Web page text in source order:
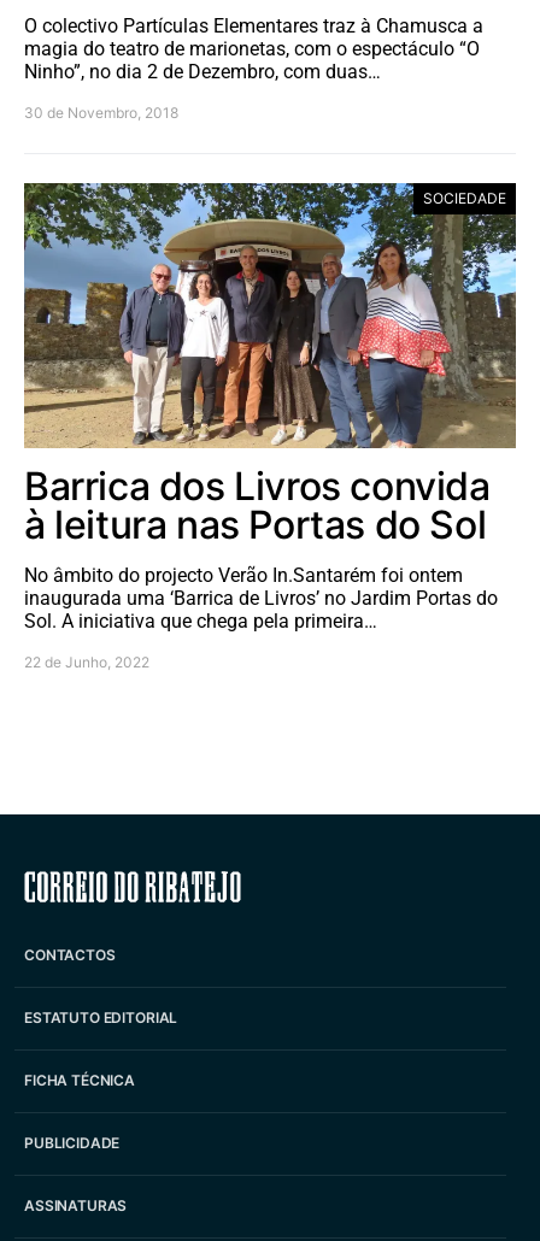
O colectivo Partículas Elementares traz à Chamusca a
magia do teatro de marionetas, com o espectáculo “O
Ninho”, no dia 2 de Dezembro, com duas…
30 de Novembro, 2018
SOCIEDADE
Barrica dos Livros convida
à leitura nas Portas do Sol
No âmbito do projecto Verão In.Santarém foi ontem
inaugurada uma ‘Barrica de Livros’ no Jardim Portas do
Sol. A iniciativa que chega pela primeira…
22 de Junho, 2022
Correio do Ribatejo
CONTACTOS
ESTATUTO EDITORIAL
FICHA TÉCNICA
PUBLICIDADE
ASSINATURAS